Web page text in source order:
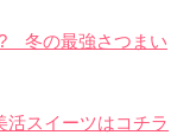
冬の最強さつまい
スイーツはコチラ